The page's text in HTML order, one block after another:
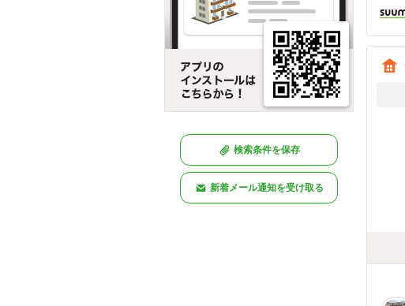
検索条件を保存
新着メール通知を受け取る